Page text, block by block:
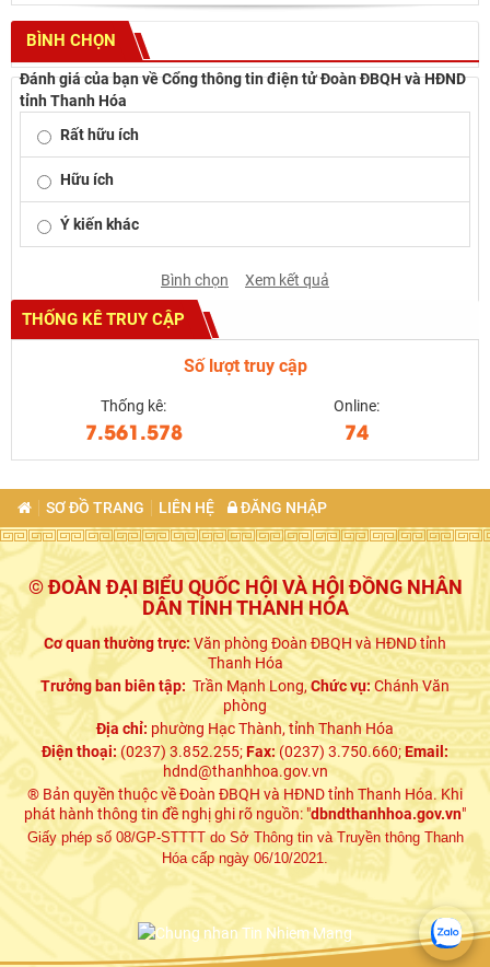
BÌNH CHỌN
Đánh giá của bạn về Cổng thông tin điện tử Đoàn ĐBQH và HĐND
tỉnh Thanh Hóa
Rất hữu ích
Hữu ích
Ý kiến khác
Bình chọn Xem kết quả
THỐNG KÊ TRUY CẬP
Số lượt truy cập
Thống kê:
7.561.578
Online:
74
SƠ ĐỒ TRANG LIÊN HỆ ĐĂNG NHẬP
© ĐOÀN ĐẠI BIỂU QUỐC HỘI VÀ HỘI ĐỒNG NHÂN
DÂN TỈNH THANH HÓA
Cơ quan thường trực:Văn phòng Đoàn ĐBQH và HĐND tỉnh
Thanh Hóa
Trưởng ban biên tập: Trần Mạnh Long,Chức vụ:Chánh Văn
phòng
Địa chỉ: phường Hạc Thành, tỉnh Thanh Hóa
Điện thoại: (0237) 3.852.255;Fax:(0237) 3.750.660;Email:
hdnd@thanhhoa.gov.vn
® Bản quyền thuộc về Đoàn ĐBQH và HĐND tỉnh Thanh Hóa. Khi
phát hành thông tin đề nghị ghi rõ nguồn: "dbndthanhhoa.gov.vn"
Giấy phép số 08/GP-STTTT do Sở Thông tin và Truyền thông Thanh
Hóa cấp ngày 06/10/2021.